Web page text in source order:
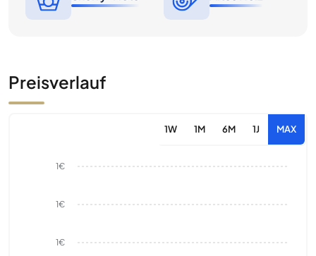
Preisverlauf
1W 1M 6M 1J MAX
1€
1€
1€